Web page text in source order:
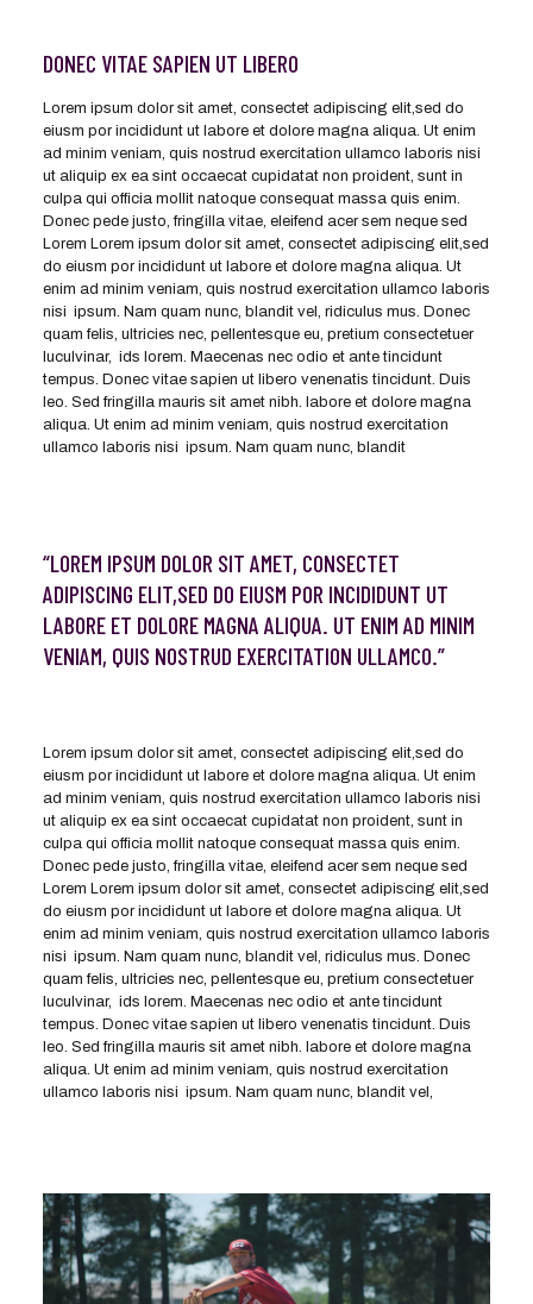
DONEC VITAE SAPIEN UT LIBERO
Lorem ipsum dolor sit amet, consectet adipiscing elit,sed do
eiusm por incididunt ut labore et dolore magna aliqua. Ut enim
ad minim veniam, quis nostrud exercitation ullamco laboris nisi
ut aliquip ex ea sint occaecat cupidatat non proident, sunt in
culpa qui officia mollit natoque consequat massa quis enim.
Donec pede justo, fringilla vitae, eleifend acer sem neque sed
Lorem Lorem ipsum dolor sit amet, consectet adipiscing elit,sed
do eiusm por incididunt ut labore et dolore magna aliqua. Ut
enim ad minim veniam, quis nostrud exercitation ullamco laboris
nisi ipsum. Nam quam nunc, blandit vel, ridiculus mus. Donec
quam felis, ultricies nec, pellentesque eu, pretium consectetuer
luculvinar, ids lorem. Maecenas nec odio et ante tincidunt
tempus. Donec vitae sapien ut libero venenatis tincidunt. Duis
leo. Sed fringilla mauris sit amet nibh. labore et dolore magna
aliqua. Ut enim ad minim veniam, quis nostrud exercitation
ullamco laboris nisi ipsum. Nam quam nunc, blandit
“LOREM IPSUM DOLOR SIT AMET, CONSECTET
ADIPISCING ELIT,SED DO EIUSM POR INCIDIDUNT UT
LABORE ET DOLORE MAGNA ALIQUA. UT ENIM AD MINIM
VENIAM, QUIS NOSTRUD EXERCITATION ULLAMCO.”
Lorem ipsum dolor sit amet, consectet adipiscing elit,sed do
eiusm por incididunt ut labore et dolore magna aliqua. Ut enim
ad minim veniam, quis nostrud exercitation ullamco laboris nisi
ut aliquip ex ea sint occaecat cupidatat non proident, sunt in
culpa qui officia mollit natoque consequat massa quis enim.
Donec pede justo, fringilla vitae, eleifend acer sem neque sed
Lorem Lorem ipsum dolor sit amet, consectet adipiscing elit,sed
do eiusm por incididunt ut labore et dolore magna aliqua. Ut
enim ad minim veniam, quis nostrud exercitation ullamco laboris
nisi ipsum. Nam quam nunc, blandit vel, ridiculus mus. Donec
quam felis, ultricies nec, pellentesque eu, pretium consectetuer
luculvinar, ids lorem. Maecenas nec odio et ante tincidunt
tempus. Donec vitae sapien ut libero venenatis tincidunt. Duis
leo. Sed fringilla mauris sit amet nibh. labore et dolore magna
aliqua. Ut enim ad minim veniam, quis nostrud exercitation
ullamco laboris nisi ipsum. Nam quam nunc, blandit vel,